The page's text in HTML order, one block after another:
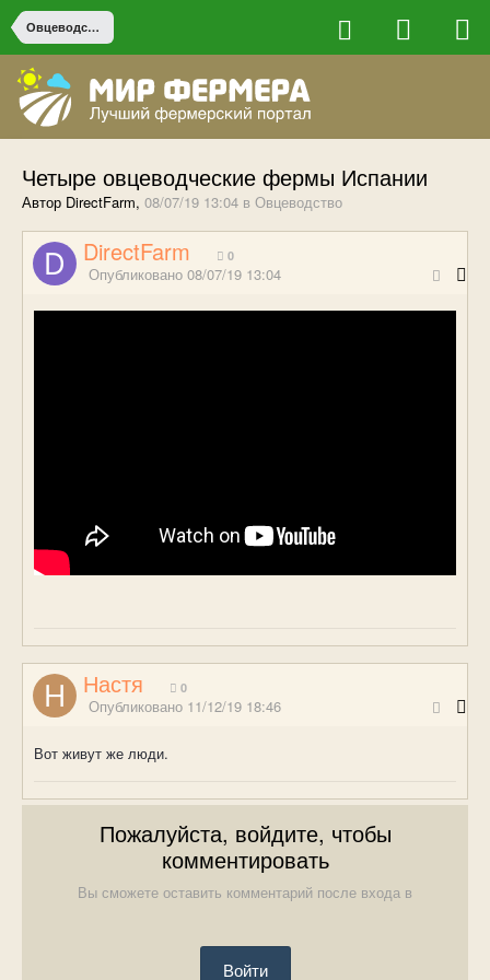
Овцеводство
Четыре овцеводческие фермы Испании
Автор DirectFarm, 08/07/19 13:04 в Овцеводство
DirectFarm 0
Опубликовано 08/07/19 13:04
Настя 0
Опубликовано 11/12/19 18:46
Вот живут же люди.
Пожалуйста, войдите, чтобы
комментировать
Вы сможете оставить комментарий после входа в
Войти